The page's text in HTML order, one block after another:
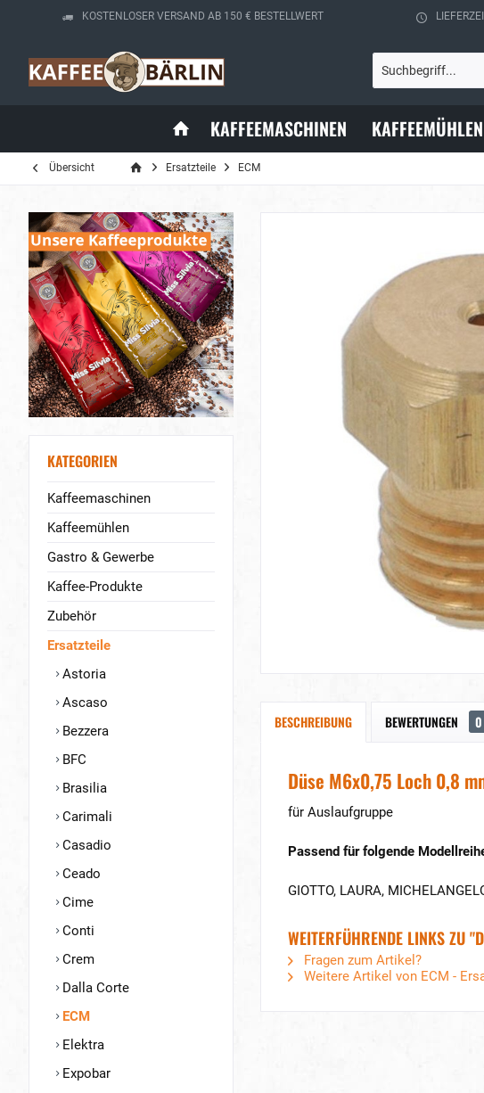
KOSTENLOSER VERSAND AB 150 € BESTELLWERT
KAFFEEMASCHINEN KAFFEEMÜHLEN
Übersicht Ersatzteile ECM
KATEGORIEN
Kaffeemaschinen
Kaffeemühlen
Gastro & Gewerbe
Kaffee-Produkte
Zubehör
Ersatzteile
Astoria
Ascaso
Bezzera
BFC
Brasilia
Carimali
Casadio
Ceado
Cime
Conti
Crem
Dalla Corte
ECM
Elektra
Expobar
BESCHREIBUNG BEWERTUNGEN 0
Düse M6x0,75 Loch 0,8
für Auslaufgruppe
Passend für folgende
GIOTTO, LAURA,
WEITERFÜHRENDE LINKS ZU
Fragen zum Artikel?
Weitere Artikel von ECM -